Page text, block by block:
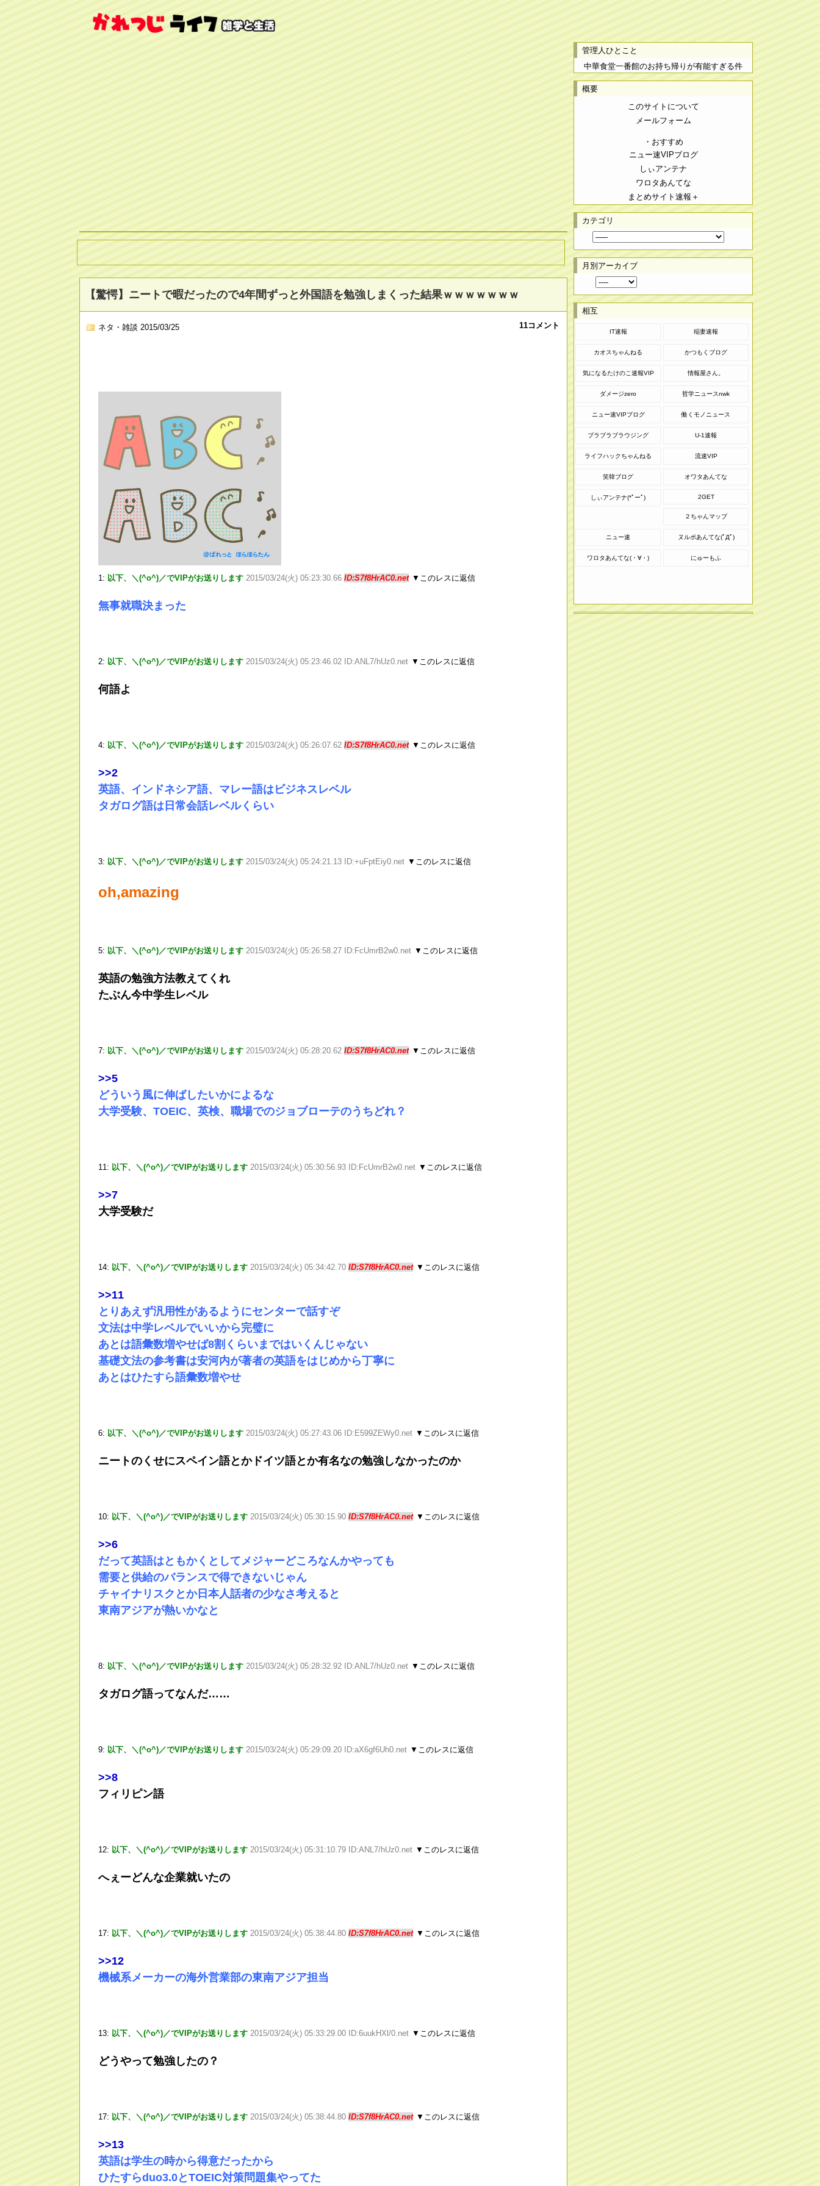
【驚愕】ニートで暇だったので4年間ずっと外国語を勉強しまくった結果ｗｗｗｗｗｗｗ
ネタ・雑談 2015/03/25 11コメント
1: 以下、＼(^o^)／でVIPがお送りします 2015/03/24(火) 05:23:30.66 ID:S7f8HrAC0.net ▼このレスに返信
無事就職決まった
2: 以下、＼(^o^)／でVIPがお送りします 2015/03/24(火) 05:23:46.02 ID:ANL7/hUz0.net ▼このレスに返信
何語よ
4: 以下、＼(^o^)／でVIPがお送りします 2015/03/24(火) 05:26:07.62 ID:S7f8HrAC0.net ▼このレスに返信
>>2
英語、インドネシア語、マレー語はビジネスレベル
タガログ語は日常会話レベルくらい
3: 以下、＼(^o^)／でVIPがお送りします 2015/03/24(火) 05:24:21.13 ID:+uFptEiy0.net ▼このレスに返信
oh,amazing
5: 以下、＼(^o^)／でVIPがお送りします 2015/03/24(火) 05:26:58.27 ID:FcUmrB2w0.net ▼このレスに返信
英語の勉強方法教えてくれ
たぶん今中学生レベル
7: 以下、＼(^o^)／でVIPがお送りします 2015/03/24(火) 05:28:20.62 ID:S7f8HrAC0.net ▼このレスに返信
>>5
どういう風に伸ばしたいかによるな
大学受験、TOEIC、英検、職場でのジョブローテのうちどれ？
11: 以下、＼(^o^)／でVIPがお送りします 2015/03/24(火) 05:30:56.93 ID:FcUmrB2w0.net ▼このレスに返信
>>7
大学受験だ
14: 以下、＼(^o^)／でVIPがお送りします 2015/03/24(火) 05:34:42.70 ID:S7f8HrAC0.net ▼このレスに返信
>>11
とりあえず汎用性があるようにセンターで話すぞ
文法は中学レベルでいいから完璧に
あとは語彙数増やせば8割くらいまではいくんじゃない
基礎文法の参考書は安河内が著者の英語をはじめから丁寧に
あとはひたすら語彙数増やせ
6: 以下、＼(^o^)／でVIPがお送りします 2015/03/24(火) 05:27:43.06 ID:E599ZEWy0.net ▼このレスに返信
ニートのくせにスペイン語とかドイツ語とか有名なの勉強しなかったのか
10: 以下、＼(^o^)／でVIPがお送りします 2015/03/24(火) 05:30:15.90 ID:S7f8HrAC0.net ▼このレスに返信
>>6
だって英語はともかくとしてメジャーどころなんかやっても
需要と供給のバランスで得できないじゃん
チャイナリスクとか日本人話者の少なさ考えると
東南アジアが熱いかなと
8: 以下、＼(^o^)／でVIPがお送りします 2015/03/24(火) 05:28:32.92 ID:ANL7/hUz0.net ▼このレスに返信
タガログ語ってなんだ……
9: 以下、＼(^o^)／でVIPがお送りします 2015/03/24(火) 05:29:09.20 ID:aX6gf6Uh0.net ▼このレスに返信
>>8
フィリピン語
12: 以下、＼(^o^)／でVIPがお送りします 2015/03/24(火) 05:31:10.79 ID:ANL7/hUz0.net ▼このレスに返信
へぇーどんな企業就いたの
17: 以下、＼(^o^)／でVIPがお送りします 2015/03/24(火) 05:38:44.80 ID:S7f8HrAC0.net ▼このレスに返信
>>12
機械系メーカーの海外営業部の東南アジア担当
13: 以下、＼(^o^)／でVIPがお送りします 2015/03/24(火) 05:33:29.00 ID:6uukHXl/0.net ▼このレスに返信
どうやって勉強したの？
17: 以下、＼(^o^)／でVIPがお送りします 2015/03/24(火) 05:38:44.80 ID:S7f8HrAC0.net ▼このレスに返信
>>13
英語は学生の時から得意だったから
ひたすらduo3.0とTOEIC対策問題集やってた
管理人ひとこと
中華食堂一番館のお持ち帰りが有能すぎる件
概要
このサイトについて
メールフォーム
・おすすめ
ニュー速VIPブログ
しぃアンテナ
ワロタあんてな
まとめサイト速報＋
カテゴリ
月別アーカイブ
相互
IT速報 稲妻速報
カオスちゃんねる かつもくブログ
気になるたけのこ速報VIP 情報屋さん。
ダメージzero 哲学ニュースnwk
ニュー速VIPブログ 働くモノニュース
ブラブラブラウジング U-1速報
ライフハックちゃんねる 流速VIP
笑韓ブログ オワタあんてな
しぃアンテナ(*ﾟーﾟ) 2GET
２ちゃんマップ
ニュー速 ヌルポあんてな(ﾟДﾟ)
ワロタあんてな(・∀・) にゅーもふ